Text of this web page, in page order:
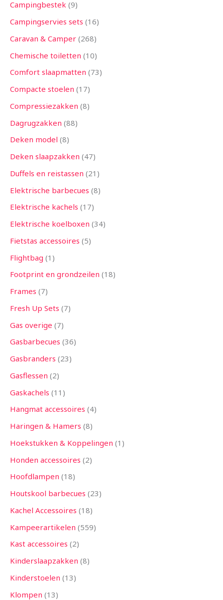
Campingbestek 9
Campingservies sets 16
Caravan & Camper 268
Chemische toiletten 10
Comfort slaapmatten 73
Compacte stoelen 17
Compressiezakken 8
Dagrugzakken 88
Deken model 8
Deken slaapzakken 47
Duffels en reistassen 21
Elektrische barbecues 8
Elektrische kachels 17
Elektrische koelboxen 34
Fietstas accessoires 5
Flightbag 1
Footprint en grondzeilen 18
Frames 7
Fresh Up Sets 7
Gas overige 7
Gasbarbecues 36
Gasbranders 23
Gasflessen 2
Gaskachels 11
Hangmat accessoires 4
Haringen & Hamers 8
Hoekstukken & Koppelingen 1
Honden accessoires 2
Hoofdlampen 18
Houtskool barbecues 23
Kachel Accessoires 18
Kampeerartikelen 559
Kast accessoires 2
Kinderslaapzakken 8
Kinderstoelen 13
Klompen 13